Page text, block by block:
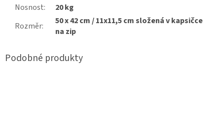
Nosnost:
20 kg
Rozměr:
50 x 42 cm / 11x11,5 cm složená v kapsičce
na zip